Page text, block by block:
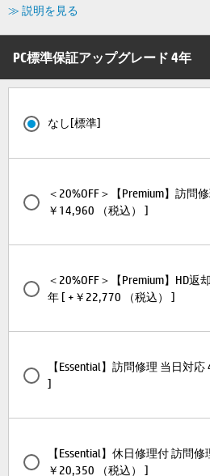
≫ 説明を見る
PC標準保証アップグレード 4年
なし[標準]
＜20%OFF＞【Premium】訪問
￥14,960 （税込） ]
＜20%OFF＞【Premium】HD
年 [ +￥22,770 （税込） ]
【Essential】訪問修理 当日対
]
【Essential】休日修理付 訪問
￥20,350 （税込） ]